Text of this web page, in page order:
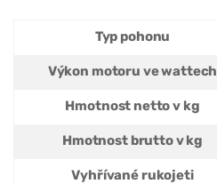
Typ pohonu
Výkon motoru ve wattech
Hmotnost netto v kg
Hmotnost brutto v kg
Vyhřívané rukojeti